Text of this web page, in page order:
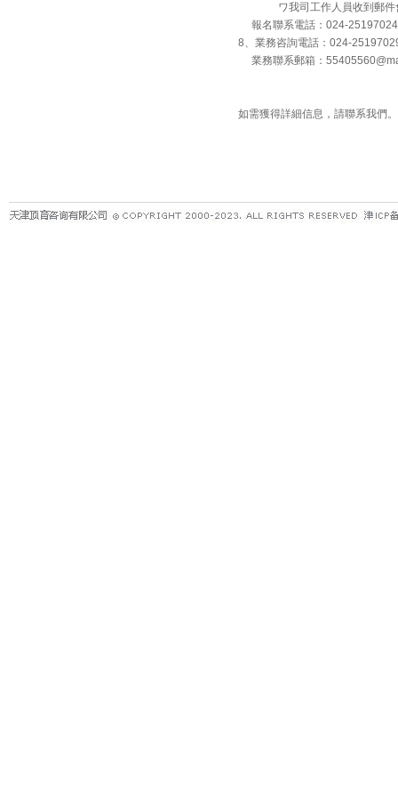
ワ我司工作人員收到郵件會
報名聯系電話：024-25197024
8、業務咨詢電話：024-
業務聯系郵箱：
如需獲得詳細信息，請聯系我們。